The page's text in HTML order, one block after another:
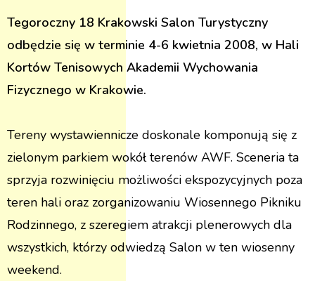
Tegoroczny 18 Krakowski Salon Turystyczny
odbędzie się w terminie 4-6 kwietnia 2008, w Hali
Kortów Tenisowych Akademii Wychowania
Fizycznego w Krakowie.
Tereny wystawiennicze doskonale komponują się z
zielonym parkiem wokół terenów AWF. Sceneria ta
sprzyja rozwinięciu możliwości ekspozycyjnych poza
teren hali oraz zorganizowaniu Wiosennego Pikniku
Rodzinnego, z szeregiem atrakcji plenerowych dla
wszystkich, którzy odwiedzą Salon w ten wiosenny
weekend.